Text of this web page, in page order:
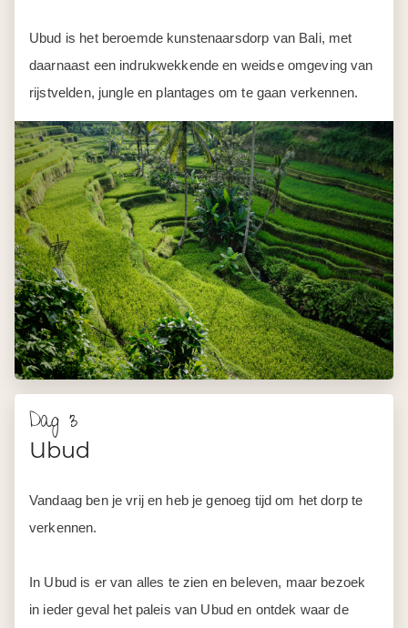
Ubud is het beroemde kunstenaarsdorp van Bali, met
daarnaast een indrukwekkende en weidse omgeving van
rijstvelden, jungle en plantages om te gaan verkennen.
Dag 3
Ubud
Vandaag ben je vrij en heb je genoeg tijd om het dorp te
verkennen.
In Ubud is er van alles te zien en beleven, maar bezoek
in ieder geval het paleis van Ubud en ontdek waar de